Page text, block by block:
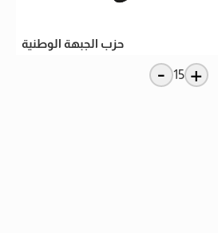
حزب الجبهة الوطنية
+
15
-